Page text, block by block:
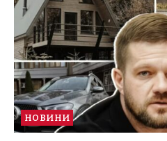
НОВИНИ